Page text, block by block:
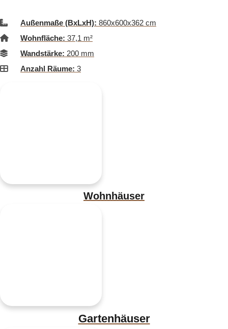
Außenmaße (BxLxH): 860x600x362 cm
Wohnfläche: 37,1 m²
Wandstärke: 200 mm
Anzahl Räume: 3
Wohnhäuser
Gartenhäuser